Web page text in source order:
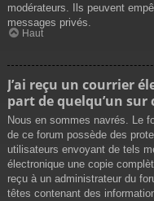
modérateurs. Ils peuvent
messages privés.
Haut
J’ai reçu un courrier
part de quelqu’un sur
Nous en sommes navrés. Le
de ce forum possède des
utilisateurs envoyant de tels
électronique une copie
reçu à un administrateur du
têtes contenant des